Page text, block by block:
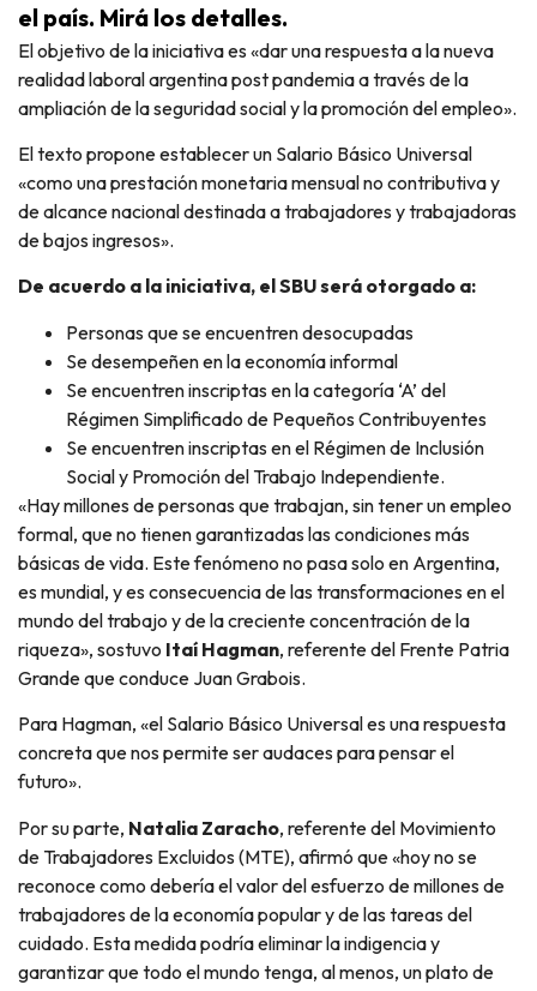
el país. Mirá los detalles.
El objetivo de la iniciativa es «dar una respuesta a la nueva
realidad laboral argentina post pandemia a través de la
ampliación de la seguridad social y la promoción del empleo».
El texto propone establecer un Salario Básico Universal
«como una prestación monetaria mensual no contributiva y
de alcance nacional destinada a trabajadores y trabajadoras
de bajos ingresos».
De acuerdo a la iniciativa, el SBU será otorgado a:
Personas que se encuentren desocupadas
Se desempeñen en la economía informal
Se encuentren inscriptas en la categoría ‘A’ del
Régimen Simplificado de Pequeños Contribuyentes
Se encuentren inscriptas en el Régimen de Inclusión
Social y Promoción del Trabajo Independiente.
«Hay millones de personas que trabajan, sin tener un empleo
formal, que no tienen garantizadas las condiciones más
básicas de vida. Este fenómeno no pasa solo en Argentina,
es mundial, y es consecuencia de las transformaciones en el
mundo del trabajo y de la creciente concentración de la
riqueza», sostuvo Itaí Hagman, referente del Frente Patria
Grande que conduce Juan Grabois.
Para Hagman, «el Salario Básico Universal es una respuesta
concreta que nos permite ser audaces para pensar el
futuro».
Por su parte, Natalia Zaracho, referente del Movimiento
de Trabajadores Excluidos (MTE), afirmó que «hoy no se
reconoce como debería el valor del esfuerzo de millones de
trabajadores de la economía popular y de las tareas del
cuidado. Esta medida podría eliminar la indigencia y
garantizar que todo el mundo tenga, al menos, un plato de